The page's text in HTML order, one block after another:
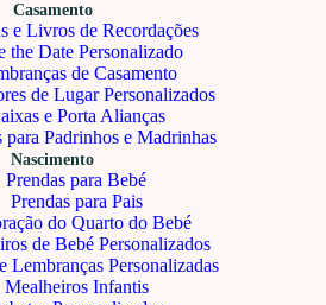
Casamento
e Livros de Recordações
the Date Personalizado
de Casamento
de Lugar Personalizados
e Porta Alianças
para Padrinhos e Madrinhas
Nascimento
Prendas para Bebé
Prendas para Pais
do Quarto do Bebé
de Bebé Personalizados
Lembranças Personalizadas
Mealheiros Infantis